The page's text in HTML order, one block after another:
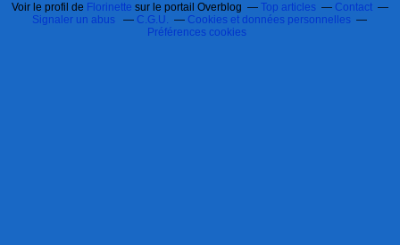
Voir le profil de Florinette sur le portail Overblog Top articles
Contact
Signaler un abus
C.G.U.
Cookies et données personnelles
Préférences cookies